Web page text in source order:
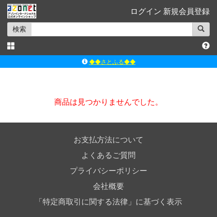
ログイン 新規会員登録
検索
◆◆さとふる◆◆
ｱｿﾞﾝｵﾝﾗｲﾝｼｮｯﾌﾟX
商品は見つかりませんでした。
お支払方法について
よくあるご質問
プライバシーポリシー
会社概要
「特定商取引に関する法律」に基づく表示